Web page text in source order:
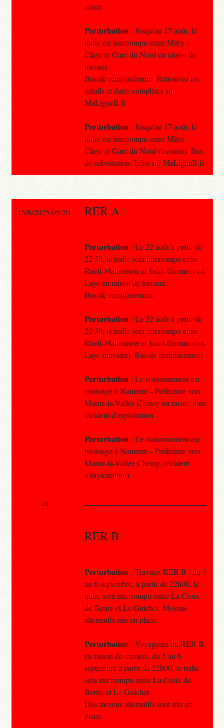
place.
Perturbation : Jusqu'au 17 août, le
trafic est interrompu entre Mitry –
Claye et Gare du Nord en raison de
travaux.
Bus de remplacement. Retrouvez les
détails et dates complètes sur
MaLigneB.fr
Perturbation : Jusqu'au 17 août, le
trafic est interrompu entre Mitry –
Claye et Gare du Nord (travaux). Bus
de substitution. Infos sur MaLigneB.fr
15/8/2025 05:20 RER A
Perturbation : Le 22 août à partir de
22:30, le trafic sera interrompu entre
Rueil-Malmaison et Saint-Germain-en-
Laye en raison de travaux.
Bus de remplacement.
Perturbation : Le 22 août à partir de
22:30, le trafic sera interrompu entre
Rueil-Malmaison et Saint-Germain-en-
Laye (travaux). Bus de remplacement.
Perturbation : Le stationnement est
prolongé à Nanterre – Préfecture vers
Marne-la-Vallée Chessy en raison d'un
incident d'exploitation .
Perturbation : Le stationnement est
prolongé à Nanterre – Préfecture vers
Marne-la-Vallée Chessy (incident
d'exploitation).
RER B
Perturbation : Travaux RER B : du 5
au 6 septembre, à partir de 22h00, le
trafic sera interrompu entre La Croix
de Berny et Le Guichet. Moyens
alternatifs mis en place.
Perturbation : Voyageurs du RER B,
en raison de travaux, du 5 au 6
septembre à partir de 22h00, le trafic
sera interrompu entre La Croix de
Berny et Le Guichet.
Des moyens alternatifs sont mis en
place.
au